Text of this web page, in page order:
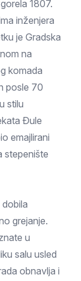
1807.
inženjera
je Gradska
na
komada
posle 70
stilu
Đule
emajlirani
stepenište
grejanje.
u
salu usled
obnavlja i